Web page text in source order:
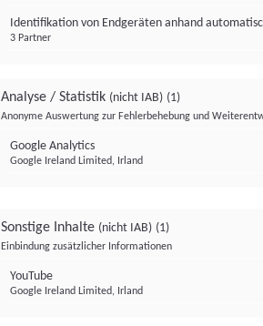
Identifikation von Endgeräten anhand
3 Partner
Analyse / Statistik (nicht IAB) (1)
Anonyme Auswertung zur Fehlerbehebung und
Google Analytics
Google Ireland Limited, Irland
Sonstige Inhalte (nicht IAB) (1)
Einbindung zusätzlicher Informationen
YouTube
Google Ireland Limited, Irland